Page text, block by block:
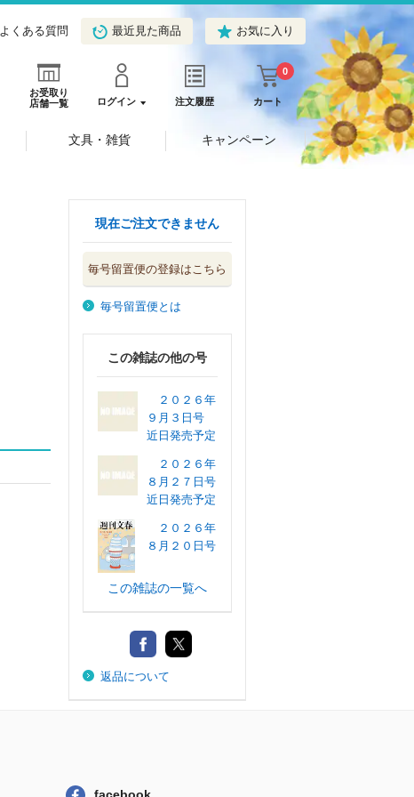
よくある質問 最近見た商品 お気に入り
お受取り
店舗一覧
ログイン 注文履歴 カート
0
文具・雑貨 キャンペーン
現在ご注文できません
毎号留置便の登録はこちら
毎号留置便とは
この雑誌の他の号
２０２６年
９月３日号
近日発売予定
２０２６年
８月２７日号
近日発売予定
２０２６年
８月２０日号
この雑誌の一覧へ
返品について